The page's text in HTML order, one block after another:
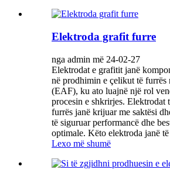
Elektroda grafit furre
nga admin më 24-02-27
Elektrodat e grafitit janë
në prodhimin e çelikut të furrës
(EAF), ku ato luajnë një rol
procesin e shkrirjes. Elektrodat
furrës janë krijuar me saktësi
të siguruar performancë dhe
optimale. Këto elektroda janë
Lexo më shumë